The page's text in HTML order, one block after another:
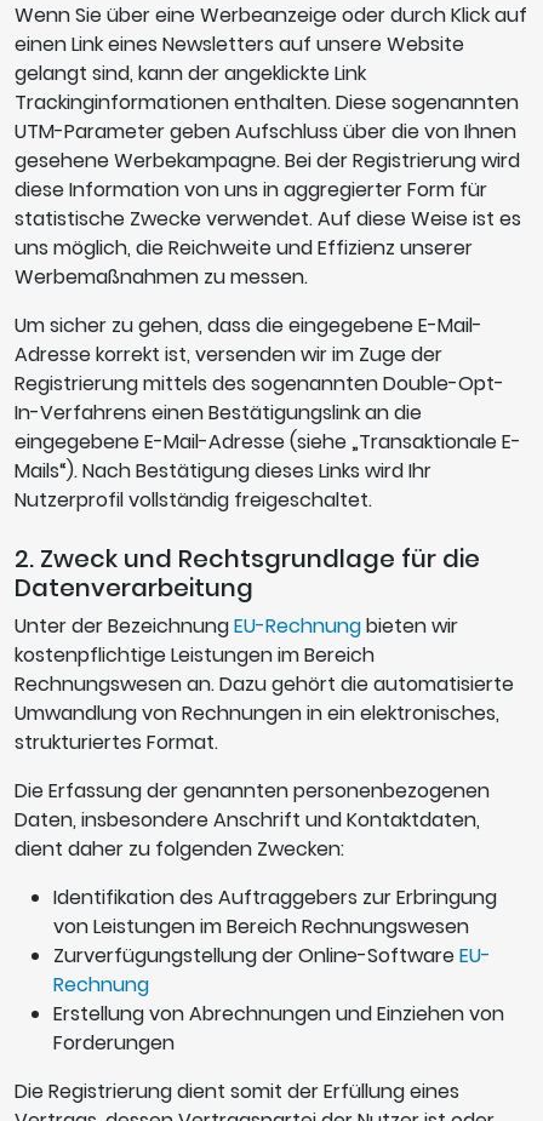
Wenn Sie über eine Werbeanzeige oder durch Klick auf
einen Link eines Newsletters auf unsere Website
gelangt sind, kann der angeklickte Link
Trackinginformationen enthalten. Diese sogenannten
UTM-Parameter geben Aufschluss über die von Ihnen
gesehene Werbekampagne. Bei der Registrierung wird
diese Information von uns in aggregierter Form für
statistische Zwecke verwendet. Auf diese Weise ist es
uns möglich, die Reichweite und Effizienz unserer
Werbemaßnahmen zu messen.
Um sicher zu gehen, dass die eingegebene E-Mail-
Adresse korrekt ist, versenden wir im Zuge der
Registrierung mittels des sogenannten Double-Opt-
In-Verfahrens einen Bestätigungslink an die
eingegebene E-Mail-Adresse (siehe „Transaktionale E-
Mails“). Nach Bestätigung dieses Links wird Ihr
Nutzerprofil vollständig freigeschaltet.
2. Zweck und Rechtsgrundlage für die
Datenverarbeitung
Unter der BezeichnungEU-Rechnungbieten wir
kostenpflichtige Leistungen im Bereich
Rechnungswesen an. Dazu gehört die automatisierte
Umwandlung von Rechnungen in ein elektronisches,
strukturiertes Format.
Die Erfassung der genannten personenbezogenen
Daten, insbesondere Anschrift und Kontaktdaten,
dient daher zu folgenden Zwecken:
Identifikation des Auftraggebers zur Erbringung
von Leistungen im Bereich Rechnungswesen
Zurverfügungstellung der Online-SoftwareEU-
Rechnung
Erstellung von Abrechnungen und Einziehen von
Forderungen
Die Registrierung dient somit der Erfüllung eines